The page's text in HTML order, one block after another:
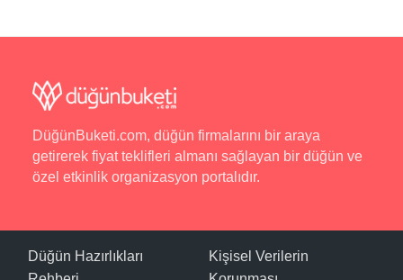
DüğünBuketi.com, düğün firmalarını bir araya
getirerek fiyat teklifleri almanı sağlayan bir düğün ve
özel etkinlik organizasyon portalıdır.
Düğün Hazırlıkları
Kişisel Verilerin